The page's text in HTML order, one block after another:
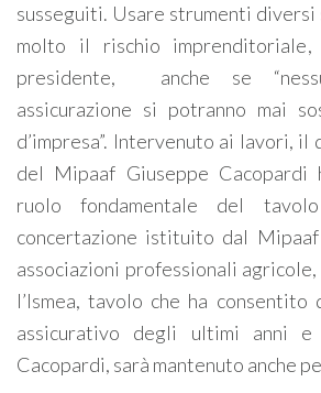
susseguiti. Usare strumenti
molto il rischio
presidente, anche se
assicurazione si potranno mai
d’impresa”. Intervenuto ai lavori,
del Mipaaf Giuseppe
ruolo fondamentale del
concertazione istituito dal Mipaaf
associazioni professionali agricole,
l’Ismea, tavolo che ha
assicurativo degli ultimi anni
Cacopardi, sarà mantenuto anche